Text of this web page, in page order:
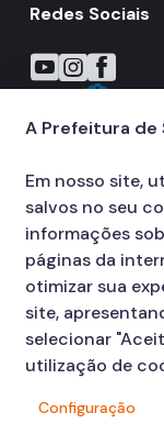
Redes Sociais
Icone do YouTube
Icone doIcone do
© COPYRIGHT 2026,
A Prefeitura de
Em nosso site,
salvos no seu
informações
páginas da
otimizar sua
site,
selecionar
utilização de
Configuração